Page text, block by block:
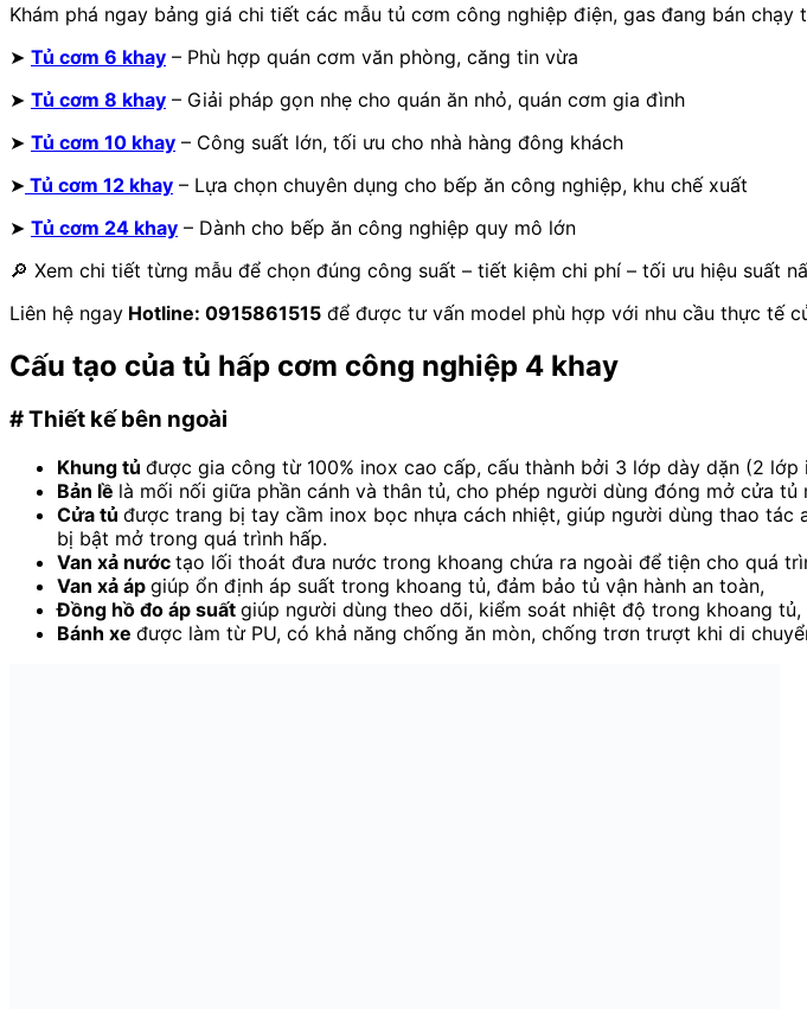
Khám phá ngay bảng giá chi tiết các mẫu tủ cơm công nghiệp điện, gas đang bán chạy
➤ Tủ cơm 6 khay – Phù hợp quán cơm văn phòng, căng tin vừa
➤ Tủ cơm 8 khay – Giải pháp gọn nhẹ cho quán ăn nhỏ, quán cơm gia đình
➤ Tủ cơm 10 khay – Công suất lớn, tối ưu cho nhà hàng đông khách
➤ Tủ cơm 12 khay – Lựa chọn chuyên dụng cho bếp ăn công nghiệp, khu chế xuất
➤ Tủ cơm 24 khay – Dành cho bếp ăn công nghiệp quy mô lớn
🔎 Xem chi tiết từng mẫu để chọn đúng công suất – tiết kiệm chi phí – tối ưu hiệu suất
Liên hệ ngay Hotline: 0915861515 để được tư vấn model phù hợp với nhu cầu thực tế
Cấu tạo của tủ hấp cơm công nghiệp 4 khay
# Thiết kế bên ngoài
Khung tủ được gia công từ 100% inox cao cấp, cấu thành bởi 3 lớp dày dặn (2
Bản lề là mối nối giữa phần cánh và thân tủ, cho phép người dùng đóng mở cửa
Cửa tủ được trang bị tay cầm inox bọc nhựa cách nhiệt, giúp người dùng thao
bị bật mở trong quá trình hấp.
Van xả nước tạo lối thoát đưa nước trong khoang chứa ra ngoài để tiện cho quá
Van xả áp giúp ổn định áp suất trong khoang tủ, đảm bảo tủ vận hành an toàn,
Đồng hồ đo áp suất giúp người dùng theo dõi, kiểm soát nhiệt độ trong khoang
Bánh xe được làm từ PU, có khả năng chống ăn mòn, chống trơn trượt khi di